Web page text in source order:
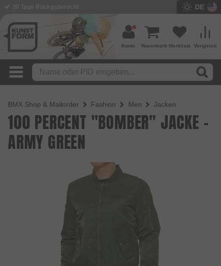
DE
Vergleich
Merkliste
Warenkorb
Konto
BMX Shop & Mailorder Fashion Men Jacken
100 PERCENT "BOMBER" JACKE -
ARMY GREEN